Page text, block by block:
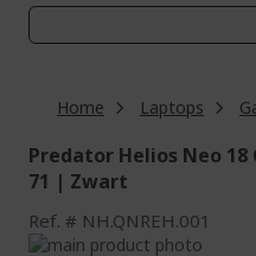
Home Laptops
Predator Helios Neo
71 | Zwart
Ref. NH.QNREH.001
Ga